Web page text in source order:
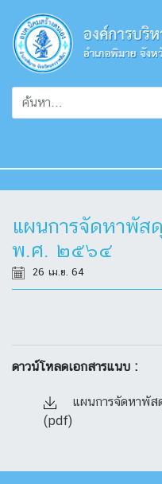
แผนการจัดหาพัส
พ.ศ. ๒๕๖๔
26 เม.ย. 64
ดาวน์โหลดเอกสารแนบ :
แผนการจัดหาพั
(pdf)